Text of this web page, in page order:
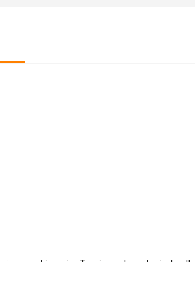
oczekiwania. Twoje zadowolenie to